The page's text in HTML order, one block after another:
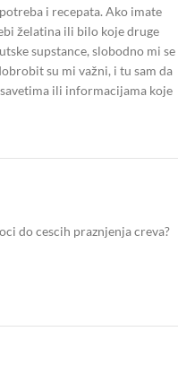
i recepata. Ako imate
želatina ili bilo koje druge
supstance, slobodno mi se
su mi važni, i tu sam da
ili informacijama koje
do cescih praznjenja creva?